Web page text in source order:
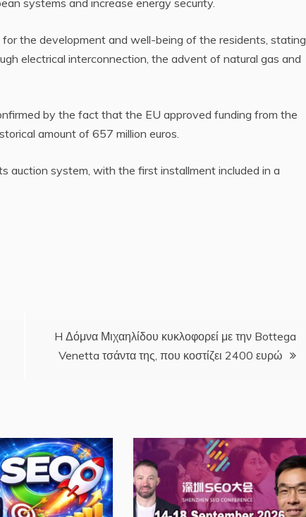
the development and well-being of the residents, stating
electrical interconnection, the advent of natural gas and
by the fact that the EU approved funding from the
amount of 657 million euros.
auction system, with the first installment included in a
H Δόμνα Μιχαηλίδου κυκλοφορεί με την Bottega
Venetta τσάντα της, που κοστίζει 2400 ευρώ